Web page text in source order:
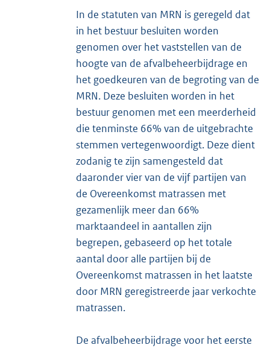
In de statuten van MRN is geregeld dat
in het bestuur besluiten worden
genomen over het vaststellen van de
hoogte van de afvalbeheerbijdrage en
het goedkeuren van de begroting van de
MRN. Deze besluiten worden in het
bestuur genomen met een meerderheid
die tenminste 66% van de uitgebrachte
stemmen vertegenwoordigt. Deze dient
zodanig te zijn samengesteld dat
daaronder vier van de vijf partijen van
de Overeenkomst matrassen met
gezamenlijk meer dan 66%
marktaandeel in aantallen zijn
begrepen, gebaseerd op het totale
aantal door alle partijen bij de
Overeenkomst matrassen in het laatste
door MRN geregistreerde jaar verkochte
matrassen.
De afvalbeheerbijdrage voor het eerste